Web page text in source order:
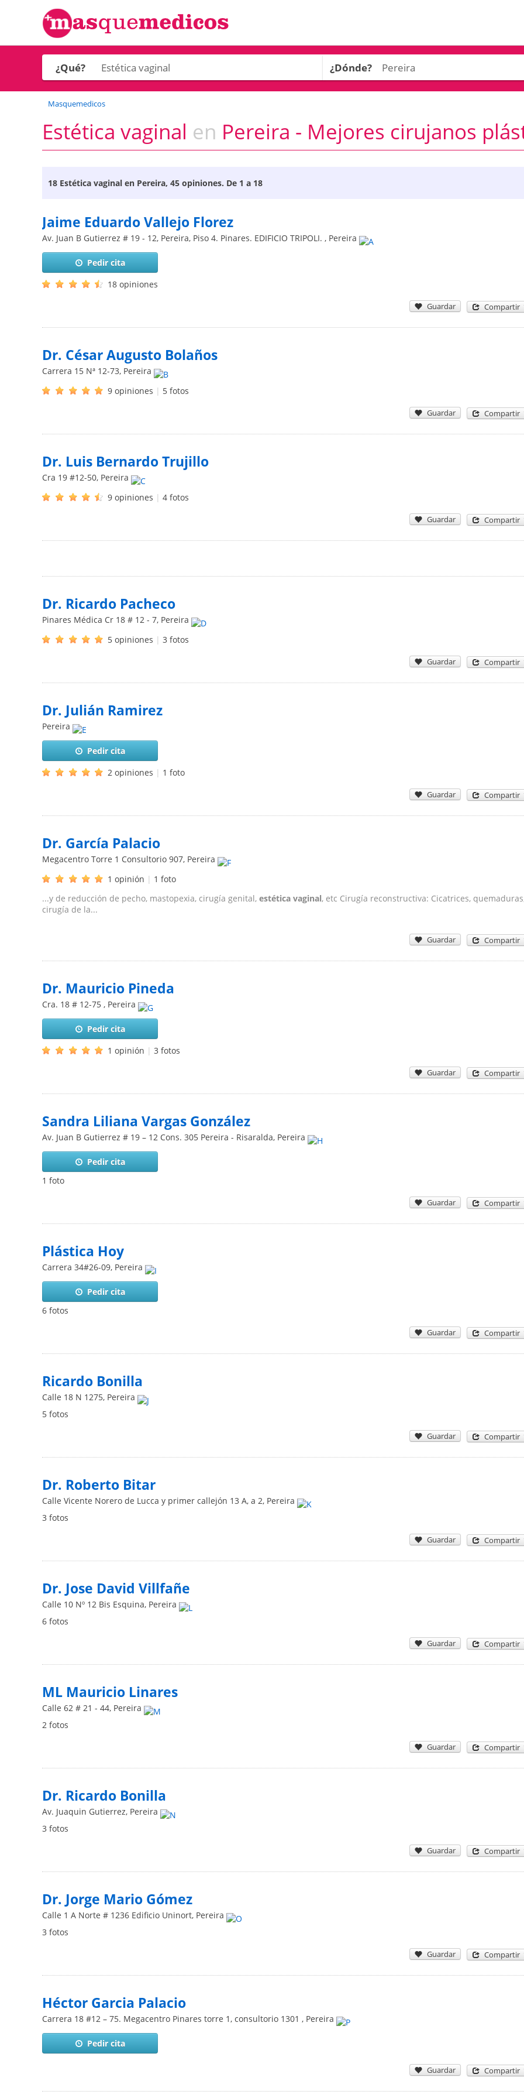
¿Qué? ¿Dónde?
Masquemedicos
Estética vaginal en Pereira - Mejores cirujanos
18 Estética vaginal en Pereira, 45 opiniones. De 1 a 18
Jaime Eduardo Vallejo Florez
Av. Juan B Gutierrez # 19 - 12, Pereira, Piso 4. Pinares. EDIFICIO TRIPOLI. , Pereira
Pedir cita
18 opiniones
Guardar Compartir
Dr. César Augusto Bolaños
Carrera 15 Nª 12-73, Pereira
9 opiniones | 5 fotos
Guardar Compartir
Dr. Luis Bernardo Trujillo
Cra 19 #12-50, Pereira
9 opiniones | 4 fotos
Guardar Compartir
Dr. Ricardo Pacheco
Pinares Médica Cr 18 # 12 - 7, Pereira
5 opiniones | 3 fotos
Guardar Compartir
Dr. Julián Ramirez
Pereira
Pedir cita
2 opiniones | 1 foto
Guardar Compartir
Dr. García Palacio
Megacentro Torre 1 Consultorio 907, Pereira
1 opinión | 1 foto
...y de reducción de pecho, mastopexia, cirugía genital, estética vaginal, etc Cirugía reconstructiva: Cicatrices,
cirugía de la...
Guardar Compartir
Dr. Mauricio Pineda
Cra. 18 # 12-75 , Pereira
Pedir cita
1 opinión | 3 fotos
Guardar Compartir
Sandra Liliana Vargas González
Av. Juan B Gutierrez # 19 – 12 Cons. 305 Pereira - Risaralda, Pereira
Pedir cita
1 foto
Guardar Compartir
Plástica Hoy
Carrera 34#26-09, Pereira
Pedir cita
6 fotos
Guardar Compartir
Ricardo Bonilla
Calle 18 N 1275, Pereira
5 fotos
Guardar Compartir
Dr. Roberto Bitar
Calle Vicente Norero de Lucca y primer callejón 13 A, a 2, Pereira
3 fotos
Guardar Compartir
Dr. Jose David Villfañe
Calle 10 Nº 12 Bis Esquina, Pereira
6 fotos
Guardar Compartir
ML Mauricio Linares
Calle 62 # 21 - 44, Pereira
2 fotos
Guardar Compartir
Dr. Ricardo Bonilla
Av. Juaquin Gutierrez, Pereira
3 fotos
Guardar Compartir
Dr. Jorge Mario Gómez
Calle 1 A Norte # 1236 Edificio Uninort, Pereira
3 fotos
Guardar Compartir
Héctor Garcia Palacio
Carrera 18 #12 – 75. Megacentro Pinares torre 1, consultorio 1301 , Pereira
Pedir cita
Guardar Compartir